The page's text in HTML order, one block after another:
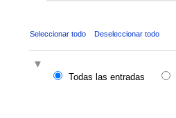
Seleccionar todo Deseleccionar todo
Todas las entradas